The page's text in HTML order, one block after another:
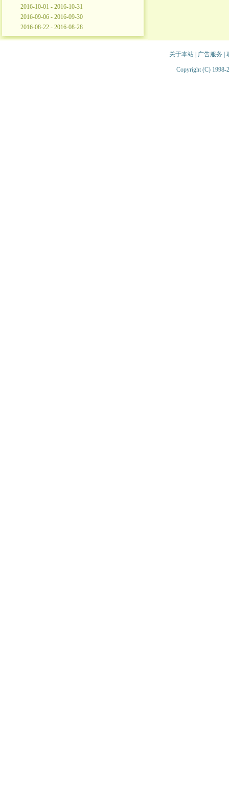
2016-10-01 - 2016-10-31
2016-09-06 - 2016-09-30
2016-08-22 - 2016-08-28
关于本站| 广告服务
Copyright (C) 1998-